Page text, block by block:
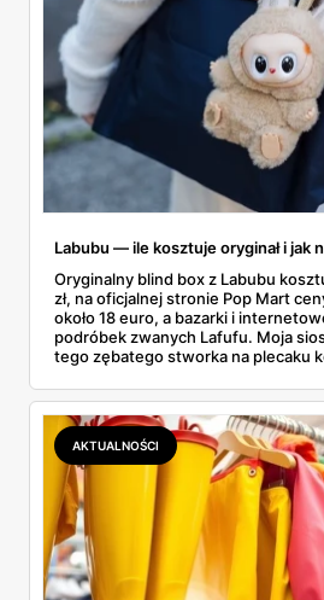
Labubu — ile kosztuje oryginał i jak
Oryginalny blind box z Labubu
zł, na oficjalnej stronie Pop Mart
około 18 euro, a bazarki i
podróbek zwanych Lafufu. Moja
tego zębatego stworka na plecaku
kosztuje i po czym poznać, że
podróbki. Spisałam wszystko,
łącznie z jedną wpadką, o której za
AKTUALNOŚCI